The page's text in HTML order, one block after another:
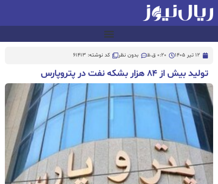
12 تیر 1405 0:20 ق.ظ بدون نظر کد نوشته: 61413
تولید بیش از ۸۴ هزار بشکه نفت در پتروپارس